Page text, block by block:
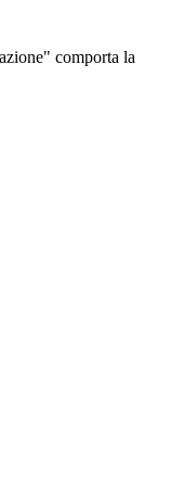
comporta la